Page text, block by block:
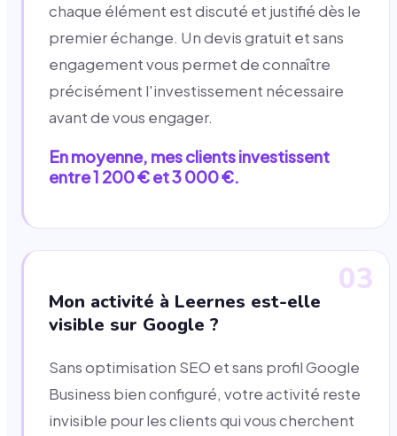
chaque élément est discuté et justifié dès le
premier échange. Un devis gratuit et sans
engagement vous permet de connaître
précisément l'investissement nécessaire
avant de vous engager.
En moyenne, mes clients investissent
entre 1 200 € et 3 000 €.
03
Mon activité à Leernes est-elle
visible sur Google ?
Sans optimisation SEO et sans profil Google
Business bien configuré, votre activité reste
invisible pour les clients qui vous cherchent